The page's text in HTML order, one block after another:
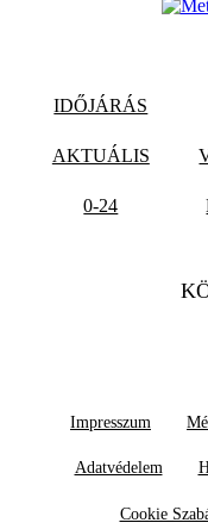
IDŐJÁRÁS
AKTUÁLIS
0-24
Impresszum
Adatvédelem
Cookie